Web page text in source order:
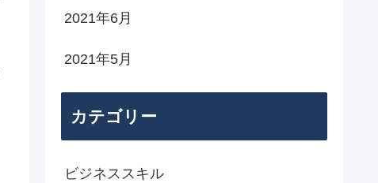
2021年6月
2021年5月
カテゴリー
ビジネススキル